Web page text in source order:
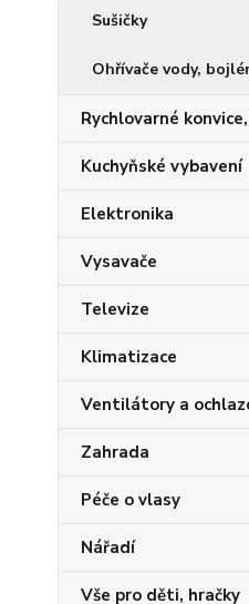
Sušičky
Ohřívače vody,
Rychlovarné
Kuchyňské vybavení
Elektronika
Vysavače
Televize
Klimatizace
Ventilátory a
Zahrada
Péče o vlasy
Nářadí
Vše pro děti, hračky